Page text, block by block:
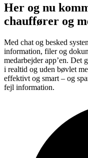
Her og nu
chauffører og
Med chat og besked
information, filer og
medarbejder app’en. Det
i realtid og uden bøvlet
effektivt og smart – og
fejl information.